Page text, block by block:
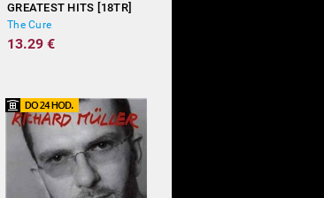
GREATEST HITS [18TR]
The Cure
13.29 €